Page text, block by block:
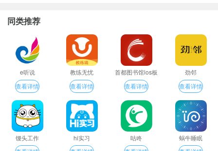
同类推荐
e听说
查看详情
教练无忧
查看详情
首都图书馆ios板
查看详情
劲邻
查看详情
馒头工作
hi实习
咕咚
蜗牛睡眠